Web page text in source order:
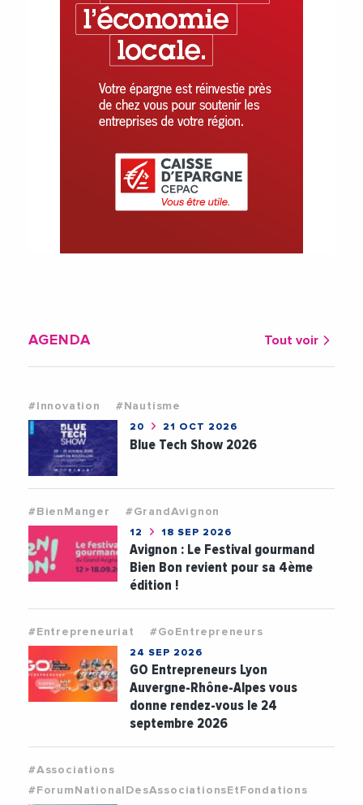
AGENDA Tout voir
#Innovation #Nautisme
20 21 OCT 2026
Blue Tech Show 2026
#BienManger #GrandAvignon
12 18 SEP 2026
Avignon : Le Festival gourmand
Bien Bon revient pour sa 4ème
édition !
#Entrepreneuriat #GoEntrepreneurs
24 SEP 2026
GO Entrepreneurs Lyon
Auvergne-Rhône-Alpes vous
donne rendez-vous le 24
septembre 2026
#Associations
#ForumNationalDesAssociationsEtFondations